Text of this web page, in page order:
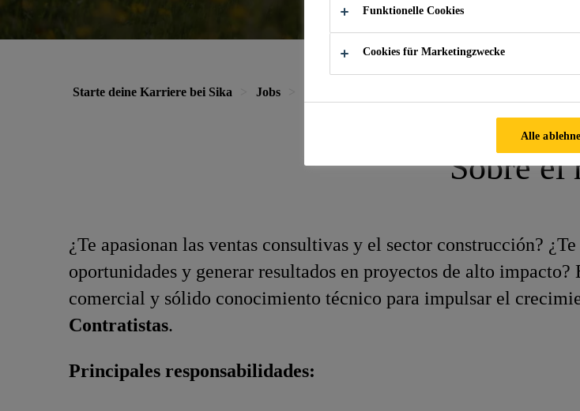
Starte deine Karriere bei Sika Jobs
Sobre el
¿Te apasionan las ventas consultivas y el sector construcción?
oportunidades y generar resultados en proyectos de alto impacto?
comercial y sólido conocimiento técnico para impulsar el
Contratistas.
Principales responsabilidades:
Funktionelle Cookies
Cookies für Marketingzwecke
Alle